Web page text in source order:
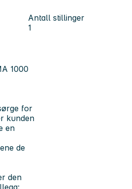
Antall stillinger
1
1000
for
kunden
en
de
den